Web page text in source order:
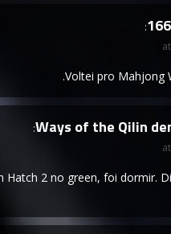
Voltei pro Mahjong
Ways of the Qilin
2 no green, foi dormir.